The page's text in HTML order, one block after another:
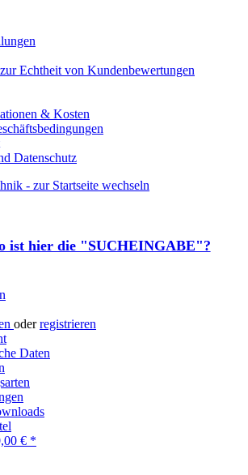
Echtheit von Kundenbewertungen
& Kosten
Datenschutz
ist hier die "SUCHEINGABE"?
oderregistrieren
Daten
€ *